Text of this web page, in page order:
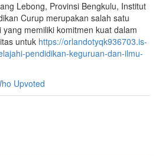
Lebong, Provinsi Bengkulu, Institut
Curup merupakan salah satu
memiliki komitmen kuat dalam
untuk https://orlandotyqk936703.is-
pendidikan-keguruan-dan-ilmu-
Upvoted